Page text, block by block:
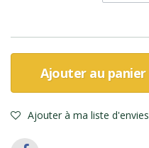
Ajouter au panier
Ajouter à ma liste d'envies